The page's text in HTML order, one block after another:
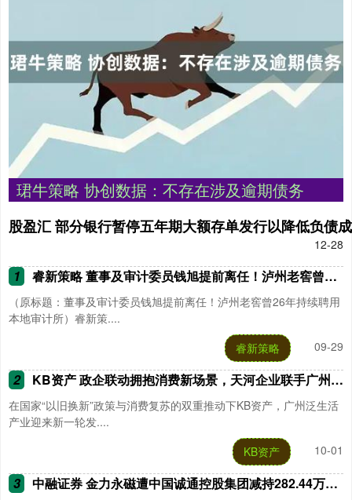
珺牛策略 协创数据：不存在涉及逾期债务
股盈汇 部分银行暂停五年期大额存单发行以降低负债
12-28
1 睿新策略 董事及审计委员钱旭提前离任！泸州老窖曾26年持续聘用本地审计所
（原标题：董事及审计委员钱旭提前离任！泸州老窖曾26年持续聘用
本地审计所）睿新策....
09-29
睿新策略
2 KB资产 政企联动拥抱消费新场景，天河企业联手广州国际购物节“放大招”
在国家“以旧换新”政策与消费复苏的双重推动下KB资产，广州泛生活
产业迎来新一轮发....
10-01
KB资产
3 中融证券 金力永磁遭中国诚通控股集团减持282.44万股 每股作价约23.81港元